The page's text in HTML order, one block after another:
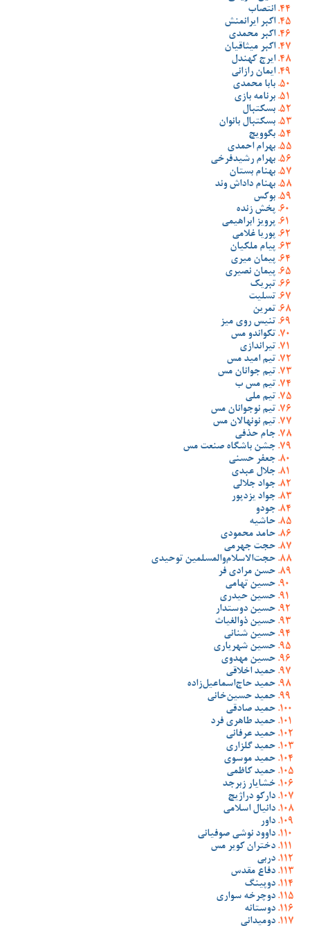
انتصاب
اکبر ایرانمنش
اکبر محمدی
اکبر میثاقیان
ایرج کهندل
ایمان رازانی
بابا محمدی
برنامه بازی
بسکتبال
بسکتبال بانوان
بگوویچ
بهرام احمدی
بهرام رشیدفرخی
بهنام بستان
بهنام داداش وند
بوکس
پخش زنده
پرویز ابراهیمی
پوریا غلامی
پیام ملکیان
پیمان میری
پیمان نصیری
تبریک
تسلیت
تمرین
تنیس روی میز
تکواندو مس
تیراندازی
تیم امید مس
تیم جوانان مس
تیم مس ب
تیم ملی
تیم نوجوانان مس
تیم نونهالان مس
جام حذفی
جشن باشگاه صنعت مس
جعفر حسنی
جلال عبدی
جواد جلالی
جواد یزدپور
جودو
حاشیه
حامد محمودی
حجت جهرمی
حجت‌الاسلام‌والمسلمین توحیدی
حسن مرادی فر
حسین تهامی
حسین حیدری
حسین دوستدار
حسین ذوالغیاث
حسین شنانی
حسین شهریاری
حسین مهدوی
حمید اخلاقی
حمید حاج‌اسماعیل‌زاده
حمید حسین‌خانی
حمید صادقی
حمید طاهری فرد
حمید عرفانی
حمید گلزاری
حمید موسوی
حمید کاظمی
خشایار زبرجد
دارکو دراژیچ
دانیال اسلامی
داور
داوود نوشی صوفیانی
دختران کویر مس
دربی
دفاع مقدس
دوپینگ
دوچرخه سواری
دوستانه
دومیدانی